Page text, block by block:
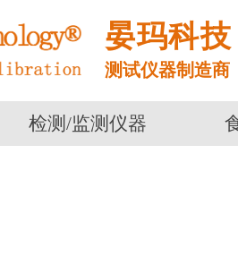
检测/监测仪器
晏玛科技
测试仪器制造商